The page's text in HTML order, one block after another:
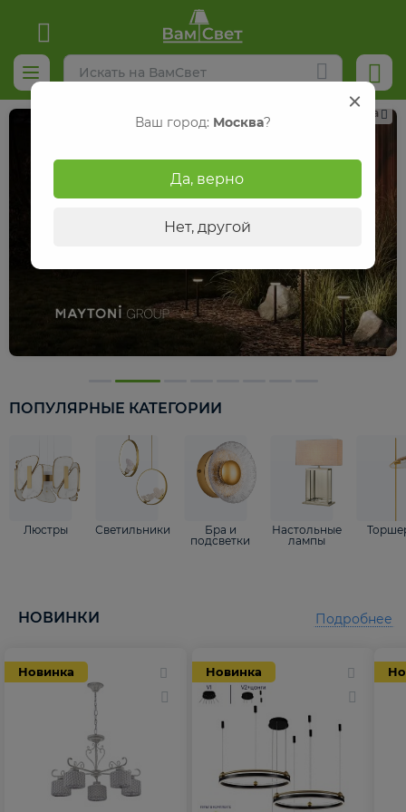
Реклама
ПОПУЛЯРНЫЕ КАТЕГОРИИ
Люстры Светильники
Бра и
подсветки
Настольные
лампы
НОВИНКИ
Новинка Новинка
Подробнее
Ваш город: Москва?
Да, верно
Нет, другой